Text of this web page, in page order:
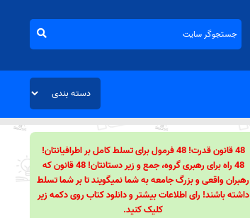
48 قانون قدرت! 48 فرمول برای تسلط کامل بر اطرافیانتان!
48 راه برای رهبری گروه، جمع و زیر دستانتان! 48 قانون که
رهبران واقعی و بزرگ جامعه به شما نمیگویند تا بر شما تسلط
داشته باشند! رای اطلاعات بیشتر و دانلود کتاب روی دکمه زیر
کلیک کنید.